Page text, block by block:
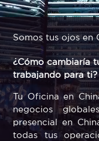
Somos tus ojos en
¿Cómo cambiaría
trabajando para ti?
Tu Oficina en
negocios
presencial en
todas tus